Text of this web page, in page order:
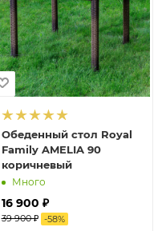
Обеденный стол Royal
Family AMELIA 90
коричневый
Много
16 900 ₽
39 900 ₽ -58%